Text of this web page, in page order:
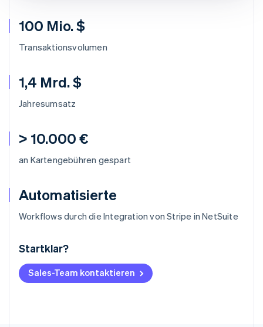
100 Mio. $
Transaktionsvolumen
1,4 Mrd. $
Jahresumsatz
> 10.000 €
an Kartengebühren gespart
Automatisierte
Workflows durch die Integration von Stripe in NetSuite
Startklar?
Sales-Team kontaktieren
Australien
Belgien
NederlandsFrançaisDeutschEnglish